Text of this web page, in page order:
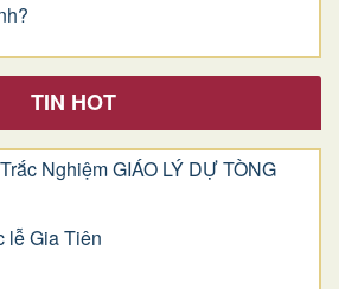
TIN HOT
Nghiệm GIÁO LÝ DỰ TÒNG
lễ Gia Tiên